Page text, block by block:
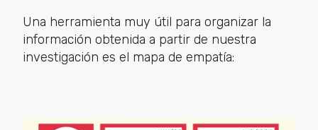
Una herramienta muy útil para organizar la
información obtenida a partir de nuestra
investigación es el mapa de empatía: